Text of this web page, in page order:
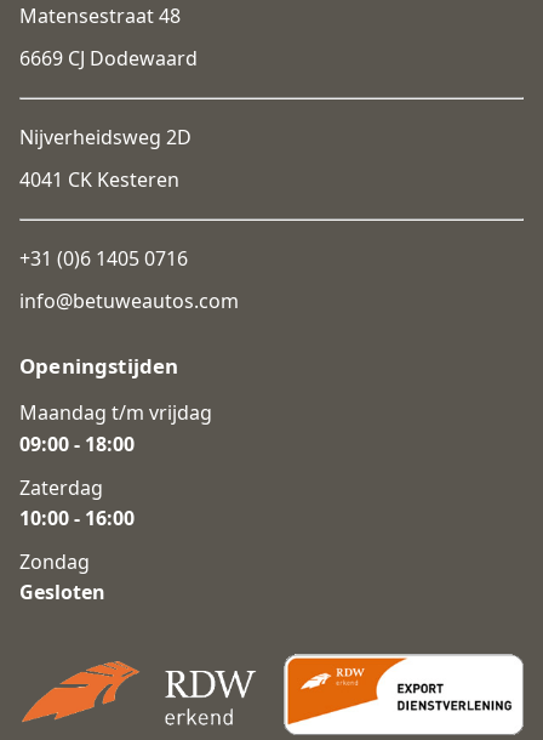
Matensestraat 48
6669 CJ Dodewaard
Nijverheidsweg 2D
4041 CK Kesteren
+31 (0)6 1405 0716
info@betuweautos.com
Openingstijden
Maandag t/m vrijdag
09:00 - 18:00
Zaterdag
10:00 - 16:00
Zondag
Gesloten